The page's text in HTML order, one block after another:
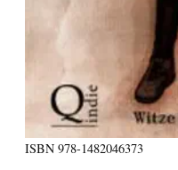
ISBN 978-1482046373